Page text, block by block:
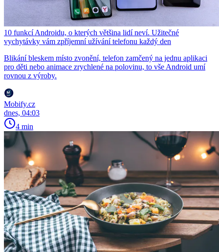
10 funkcí Androidu, o kterých většina lidí neví. Užitečné
vychytávky vám zpříjemní užívání telefonu každý den
Blikání bleskem místo zvonění, telefon zamčený na jednu aplikaci
pro děti nebo animace zrychlené na polovinu, to vše Android umí
rovnou z výroby.
Mobify.cz
dnes, 04:03
4 min